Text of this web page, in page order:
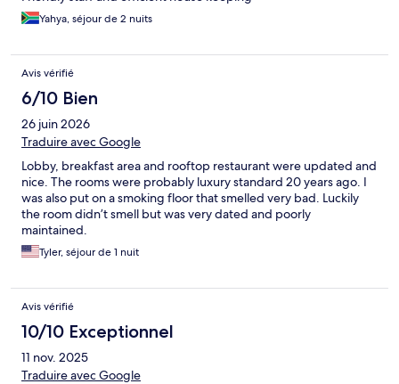
Yahya, séjour de 2 nuits
Avis vérifié
6/10 Bien
26 juin 2026
Traduire avec Google
Lobby, breakfast area and rooftop restaurant were updated and
nice. The rooms were probably luxury standard 20 years ago. I
was also put on a smoking floor that smelled very bad. Luckily
the room didn’t smell but was very dated and poorly
maintained.
Tyler, séjour de 1 nuit
Avis vérifié
10/10 Exceptionnel
11 nov. 2025
Traduire avec Google